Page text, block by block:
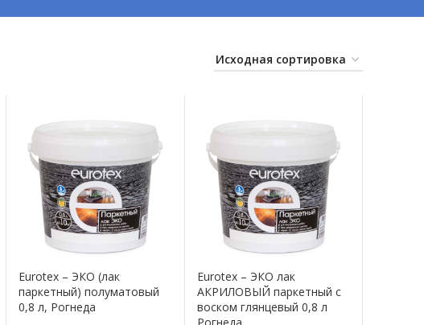
Eurotex – ЭКО (лак
паркетный) полуматовый
0,8 л, Рогнеда
Eurotex – ЭКО лак
АКРИЛОВЫЙ паркетный с
воском глянцевый 0,8 л